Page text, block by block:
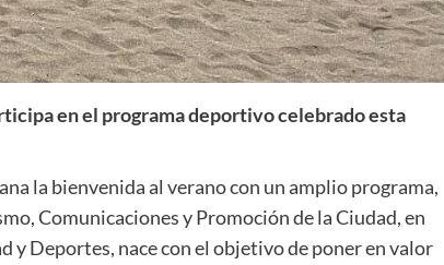
en el programa deportivo celebrado esta
la bienvenida al verano con un amplio programa,
Comunicaciones y Promoción de la Ciudad, en
Deportes, nace con el objetivo de poner en valor